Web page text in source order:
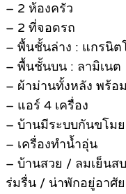
– 2 ห้องครัว
– 2 ที่จอดรถ
– พื้นชั้นล่าง : แกรนิต
– พื้นชั้นบน : ลามิเนต
– ผ้าม่านทั้งหลัง พร้อ
– แอร์ 4 เครื่อง
– บ้านมีระบบกันขโมย
– เครื่องทำน้ำอุ่น
– บ้านสวย / ลมเย็นส
ร่มรื่น / น่าพักอยู่อาศัย